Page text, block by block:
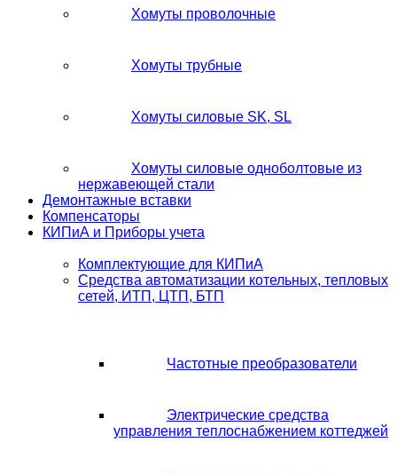
Хомуты проволочные
Хомуты трубные
Хомуты силовые SK, SL
Хомуты силовые одноболтовые из
нержавеющей стали
Демонтажные вставки
Компенсаторы
КИПиА и Приборы учета
Комплектующие для КИПиА
Средства автоматизации котельных, тепловых
сетей, ИТП, ЦТП, БТП
Частотные преобразователи
Электрические средства
управления теплоснабжением коттеджей